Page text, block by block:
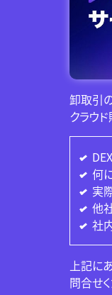
卸取引
クラウ
何
実
他
社
上記に
問合せ